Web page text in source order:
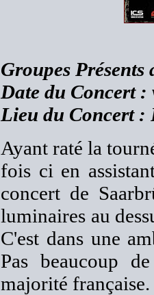
Groupes
Date du Concert :
Lieu du Concert :
Ayant raté la
fois ci en
concert de
luminaires au
C'est dans une
Pas beaucoup
majorité française.